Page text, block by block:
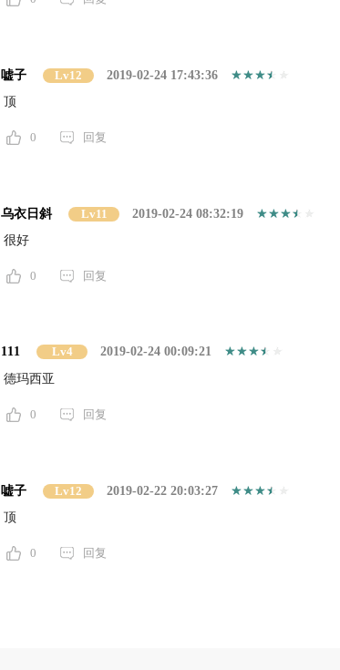
嘘子 Lv12
2019-02-24 17:43:36
顶
0 回复
乌衣日斜 Lv11
2019-02-24 08:32:19
很好
0 回复
111 Lv4
2019-02-24 00:09:21
德玛西亚
0 回复
嘘子 Lv12
2019-02-22 20:03:27
顶
0 回复